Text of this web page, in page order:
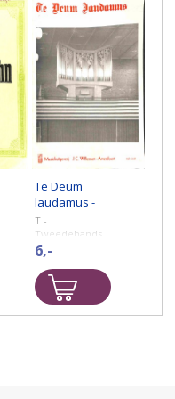
Te Deum
laudamus -
Tweedehands
notenschrift
T -
Tweedehands
bladmuziek.
6,-